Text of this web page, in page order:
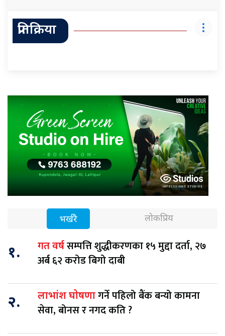
प्रतिक्रिया
भर्खरै लोकप्रिय
१. गत वर्षसम्पत्ति शुद्धीकरणका १५ मुद्दा दर्ता, २७
अर्ब ६२ करोड बिगो दाबी
२. लाभांश घोषणागर्ने पहिलो बैंक बन्यो कामना
सेवा, बोनस र नगद कति ?